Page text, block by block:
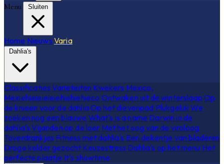
Menu Sluiten
Home Nieuws Varia
Dahlia's
Classificaties Variëteiten Kwekers Mexico,
Mexiehieieieieiehiehiehieco Ontwaken uit de winterslaap Op
de knieën voor de dahliaOp het dievenpad Plukgeluk We
zoeken nog een blauwe What's is a name Darwin in de
dahlia's Vijanden op de loer Met het oog van de viroloog
Toverdrankjes Fitness met dahlia's Een dekentje van bladeren
Droge kelder gezocht Keuzestress Dahlia's op het menu Het
perfecte plaatje It's showtime